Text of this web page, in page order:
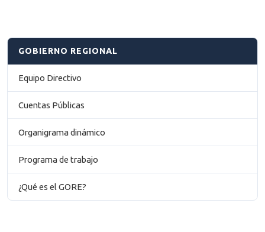
GOBIERNO REGIONAL
Equipo Directivo
Cuentas Públicas
Organigrama dinámico
Programa de trabajo
¿Qué es el GORE?